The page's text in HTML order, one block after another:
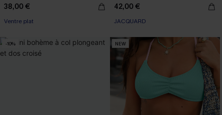
38,00 €
Ventre plat
42,00 €
JACQUARD
-10% NEW